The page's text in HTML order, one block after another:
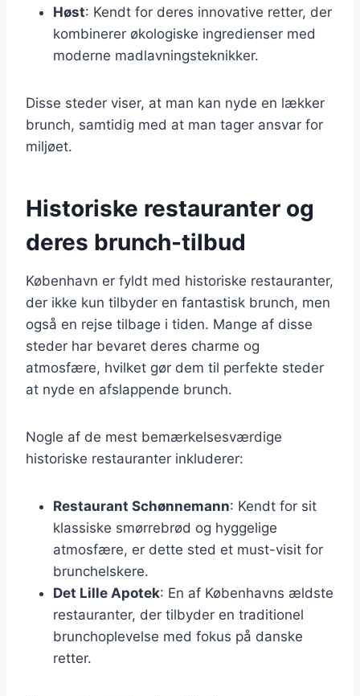
Høst: Kendt for deres innovative retter, der
kombinerer økologiske ingredienser med
moderne madlavningsteknikker.
Disse steder viser, at man kan nyde en lækker
brunch, samtidig med at man tager ansvar for
miljøet.
Historiske restauranter og
deres brunch-tilbud
København er fyldt med historiske restauranter,
der ikke kun tilbyder en fantastisk brunch, men
også en rejse tilbage i tiden. Mange af disse
steder har bevaret deres charme og
atmosfære, hvilket gør dem til perfekte steder
at nyde en afslappende brunch.
Nogle af de mest bemærkelsesværdige
historiske restauranter inkluderer:
Restaurant Schønnemann: Kendt for sit
klassiske smørrebrød og hyggelige
atmosfære, er dette sted et must-visit for
brunchelskere.
Det Lille Apotek: En af Københavns ældste
restauranter, der tilbyder en traditionel
brunchoplevelse med fokus på danske
retter.